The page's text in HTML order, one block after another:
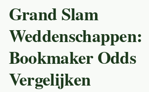
Grand Slam
Weddenschappen:
Bookmaker Odds
Vergelijken